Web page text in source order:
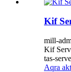
Kif
mill-
Kif
tas-
Aqra